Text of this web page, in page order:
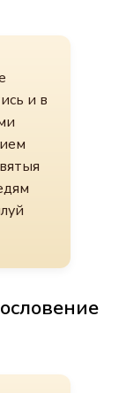
и в